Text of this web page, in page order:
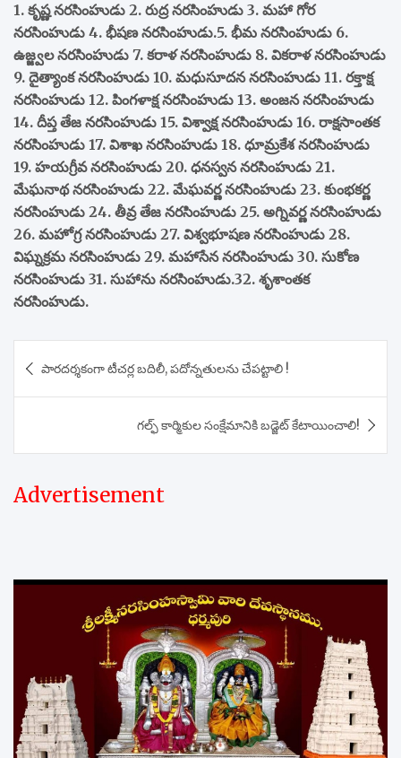
1. కృష్ణ నరసింహుడు 2. రుద్ర నరసింహుడు 3. మహా గోర
నరసింహుడు 4. భీషణ నరసింహుడు.5. భీమ నరసింహుడు 6.
ఉజ్జ్వల నరసింహుడు 7. కరాళ నరసింహుడు 8. వికరాళ నరసింహుడు
9. దైత్యాంక నరసింహుడు 10. మధుసూదన నరసింహుడు 11. రక్తాక్ష
నరసింహుడు 12. పింగళాక్ష నరసింహుడు 13. అంజన నరసింహుడు
14. దీప్త తేజ నరసింహుడు 15. విశ్వాక్ష నరసింహుడు 16. రాక్షసాంతక
నరసింహుడు 17. విశాఖ నరసింహుడు 18. ధూమ్రకేశ నరసింహుడు
19. హయగ్రీవ నరసింహుడు 20. ధనస్వన నరసింహుడు 21.
మేఘనాథ నరసింహుడు 22. మేఘవర్ణ నరసింహుడు 23. కుంభకర్ణ
నరసింహుడు 24. తీవ్ర తేజ నరసింహుడు 25. అగ్నివర్ణ నరసింహుడు
26. మహోగ్ర నరసింహుడు 27. విశ్వభూషణ నరసింహుడు 28.
విఘ్నక్రమ నరసింహుడు 29. మహాసేన నరసింహుడు 30. సుకోణ
నరసింహుడు 31. సుహాను నరసింహుడు.32. శృశాంతక
నరసింహుడు.
navigation
పారదర్శకంగా టీచర్ల బదిలీ, పదోన్నతులను చేపట్టాలి !
గల్ఫ్ కార్మికుల సంక్షేమానికి బడ్జెట్ కేటాయించాలి!
Advertisement